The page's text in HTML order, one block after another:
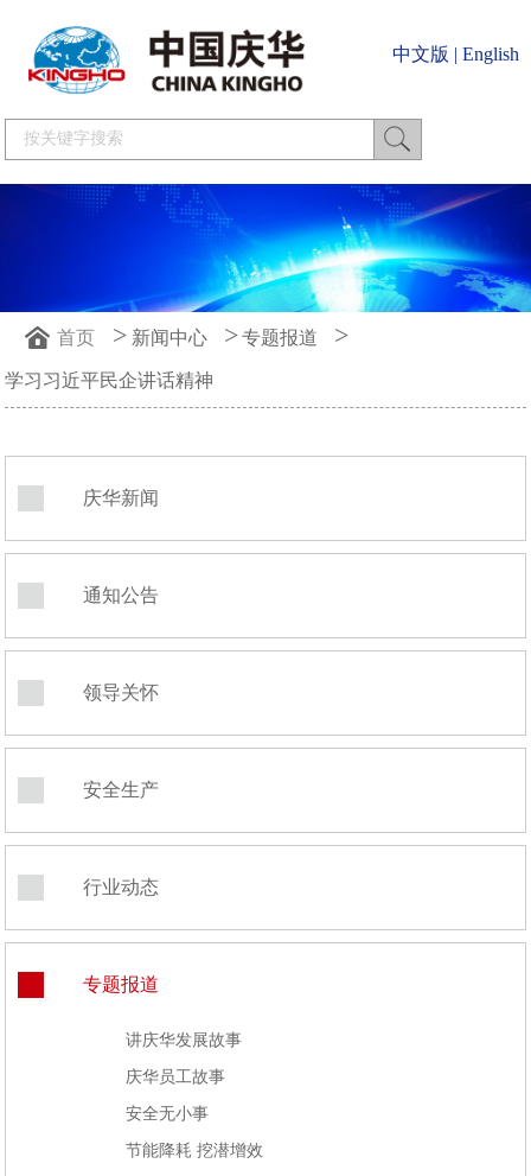
中文版 | English
首页 > 新闻中心 > 专题报道 >
学习习近平民企讲话精神
庆华新闻
通知公告
领导关怀
安全生产
行业动态
专题报道
讲庆华发展故事
庆华员工故事
安全无小事
节能降耗 挖潜增效